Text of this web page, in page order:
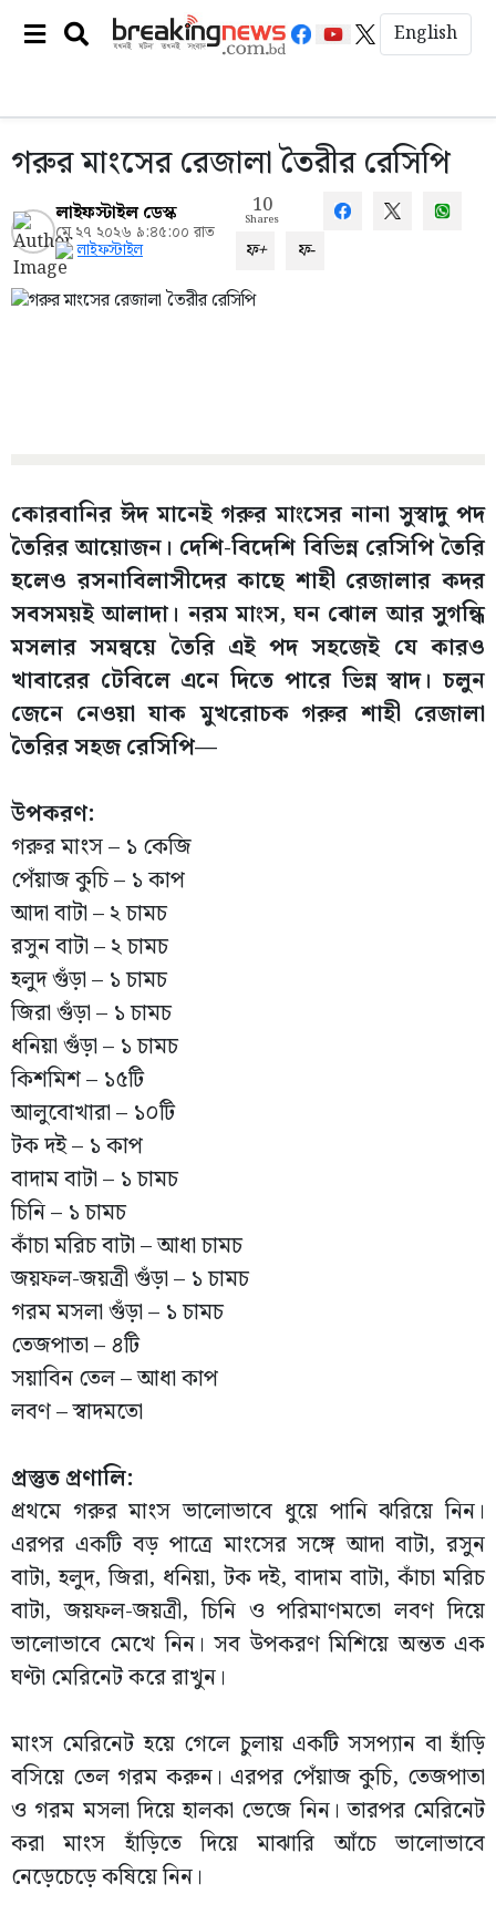
English
গরুর মাংসের রেজালা তৈরীর রেসিপি
লাইফস্টাইল ডেস্ক
মে ২৭ ২০২৬ ৯:৪৫:০০ রাত
লাইফস্টাইল
10
Shares
ফ+ ফ-
কোরবানির ঈদ মানেই গরুর মাংসের নানা সুস্বাদু পদ
তৈরির আয়োজন। দেশি-বিদেশি বিভিন্ন রেসিপি তৈরি
হলেও রসনাবিলাসীদের কাছে শাহী রেজালার কদর
সবসময়ই আলাদা। নরম মাংস, ঘন ঝোল আর সুগন্ধি
মসলার সমন্বয়ে তৈরি এই পদ সহজেই যে কারও
খাবারের টেবিলে এনে দিতে পারে ভিন্ন স্বাদ। চলুন
জেনে নেওয়া যাক মুখরোচক গরুর শাহী রেজালা
তৈরির সহজ রেসিপি—
উপকরণ:
গরুর মাংস – ১ কেজি
পেঁয়াজ কুচি – ১ কাপ
আদা বাটা – ২ চামচ
রসুন বাটা – ২ চামচ
হলুদ গুঁড়া – ১ চামচ
জিরা গুঁড়া – ১ চামচ
ধনিয়া গুঁড়া – ১ চামচ
কিশমিশ – ১৫টি
আলুবোখারা – ১০টি
টক দই – ১ কাপ
বাদাম বাটা – ১ চামচ
চিনি – ১ চামচ
কাঁচা মরিচ বাটা – আধা চামচ
জয়ফল-জয়ত্রী গুঁড়া – ১ চামচ
গরম মসলা গুঁড়া – ১ চামচ
তেজপাতা – ৪টি
সয়াবিন তেল – আধা কাপ
লবণ – স্বাদমতো
প্রস্তুত প্রণালি:
প্রথমে গরুর মাংস ভালোভাবে ধুয়ে পানি ঝরিয়ে নিন।
এরপর একটি বড় পাত্রে মাংসের সঙ্গে আদা বাটা, রসুন
বাটা, হলুদ, জিরা, ধনিয়া, টক দই, বাদাম বাটা, কাঁচা মরিচ
বাটা, জয়ফল-জয়ত্রী, চিনি ও পরিমাণমতো লবণ দিয়ে
ভালোভাবে মেখে নিন। সব উপকরণ মিশিয়ে অন্তত এক
ঘণ্টা মেরিনেট করে রাখুন।
মাংস মেরিনেট হয়ে গেলে চুলায় একটি সসপ্যান বা হাঁড়ি
বসিয়ে তেল গরম করুন। এরপর পেঁয়াজ কুচি, তেজপাতা
ও গরম মসলা দিয়ে হালকা ভেজে নিন। তারপর মেরিনেট
করা মাংস হাঁড়িতে দিয়ে মাঝারি আঁচে ভালোভাবে
নেড়েচেড়ে কষিয়ে নিন।